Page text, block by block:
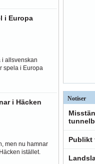
i Europa
i allsvenskan
spela i Europa
i Häcken
men nu hamnar
istället.
Notiser
Publikt